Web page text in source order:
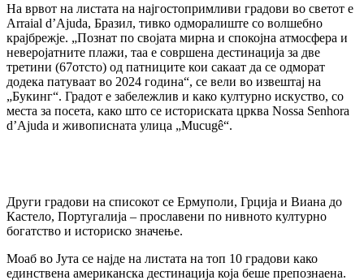
На врвот на листата на најгостопримливи градови во светот е
Arraial d’Ajuda, Бразил, тивко одморалиште со волшебно
крајбрежје. „Познат по својата мирна и спокојна атмосфера и
неверојатните плажи, таа е совршена дестинација за две
третини (67отсто) од патниците кои сакаат да се одморат
додека патуваат во 2024 година“, се вели во извештај на
„Букинг“. Градот е забележлив и како културно искуство, со
места за посета, како што се историската црква Nossa Senhora
d’Ajuda и живописната улица „Mucugê“.
Други градови на списокот се Ермуполи, Грција и Виана до
Кастело, Португалија – прославени по нивното културно
богатство и историско значење.
Моаб во Јута се најде на листата на топ 10 градови како
единствена американска дестинација која беше препознаена.